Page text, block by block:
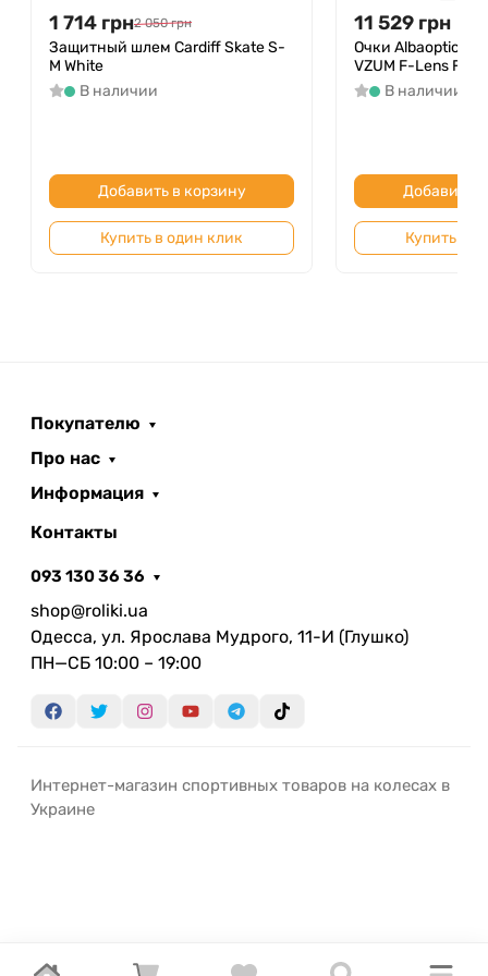
1 714 грн2 050 грн
Защитный шлем Cardiff Skate S-
M White
В наличии
Добавить в корзину
Купить в один клик
11 529 грн
Очки Albaoptics
VZUM F-Lens
В наличии
Добавить
Купить в
Покупателю
Про нас
Информация
Контакты
093 130 36 36
shop@roliki.ua
Одесса, ул. Ярослава Мудрого, 11-И (Глушко)
ПН—СБ 10:00 – 19:00
Интернет-магазин спортивных товаров на колесах в
Украине